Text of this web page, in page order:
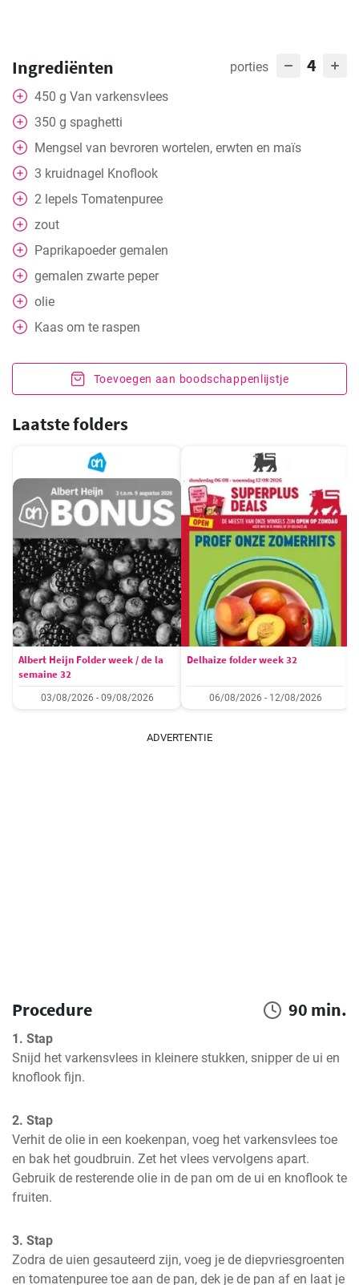
Ingrediënten porties 4
450 g Van varkensvlees
350 g spaghetti
Mengsel van bevroren wortelen, erwten en maïs
3 kruidnagel Knoflook
2 lepels Tomatenpuree
zout
Paprikapoeder gemalen
gemalen zwarte peper
olie
Kaas om te raspen
Toevoegen aan boodschappenlijstje
Laatste folders
Albert Heijn Folder week / de la
semaine 32
03/08/2026 - 09/08/2026
Delhaize folder week 32
06/08/2026 - 12/08/2026
ADVERTENTIE
Procedure 90 min.
1. Stap
Snijd het varkensvlees in kleinere stukken, snipper de ui en
knoflook fijn.
2. Stap
Verhit de olie in een koekenpan, voeg het varkensvlees toe
en bak het goudbruin. Zet het vlees vervolgens apart.
Gebruik de resterende olie in de pan om de ui en knoflook te
fruiten.
3. Stap
Zodra de uien gesauteerd zijn, voeg je de diepvriesgroenten
en tomatenpuree toe aan de pan, dek je de pan af en laat je